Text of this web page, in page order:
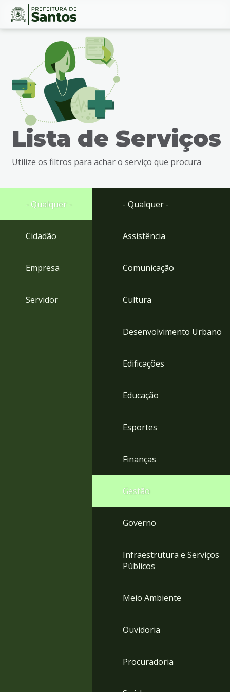
Ir
busca
Ir
rodapé
Conteúdo
Lista de Serviços
Utilize os filtros para achar o serviço que procura
- Qualquer -
Cidadão
Empresa
Servidor
- Qualquer -
Assistência
Comunicação
Cultura
Desenvolvimento Urbano
Edificações
Educação
Esportes
Finanças
Gestão
Governo
Infraestrutura e Serviços
Públicos
Meio Ambiente
Ouvidoria
Procuradoria